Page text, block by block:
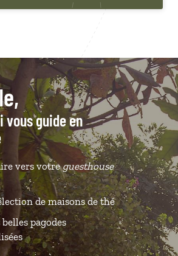
vous guide en
vers votreguesthouse
de maisons de thé
pagodes